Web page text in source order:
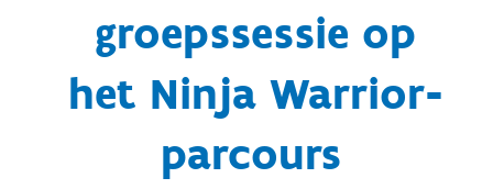
groepssessie op
het Ninja Warrior-
parcours